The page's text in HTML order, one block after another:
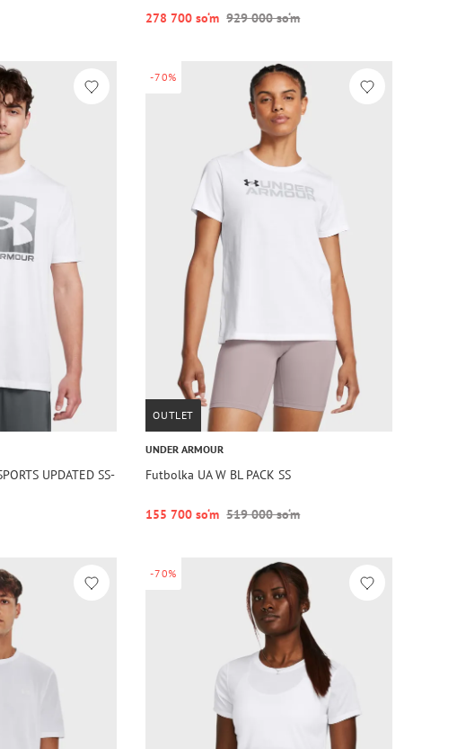
278 700 so‘m 929 000 so‘m
UPDATED SS-
-70%
OUTLET
UNDER ARMOUR
Futbolka UA W BL PACK SS
155 700 so‘m 519 000 so‘m
-70%